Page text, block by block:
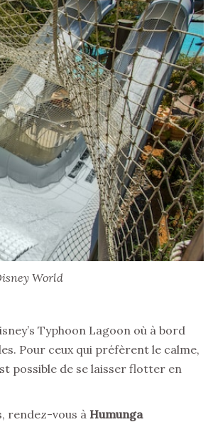
World
Typhoon Lagoon où à bord
Pour ceux qui préfèrent le calme,
possible de se laisser flotter en
rendez-vous à Humunga